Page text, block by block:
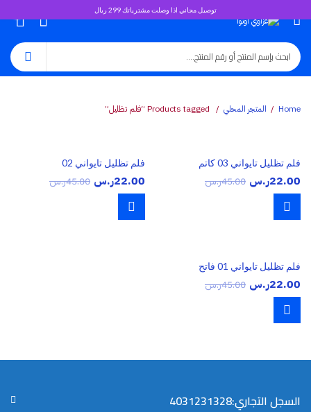
توصيل مجاني اذا وصلت مشترياتك 299 ريال
Home المتجر المحلي
فلم تظليل تايواني 03 كاتم
22.00ر.س 45.00ر.س
فلم تظليل تايواني 02
22.00ر.س 45.00ر.س
فلم تظليل تايواني 01 فاتح
22.00ر.س 45.00ر.س
السجل التجاري:4031231328